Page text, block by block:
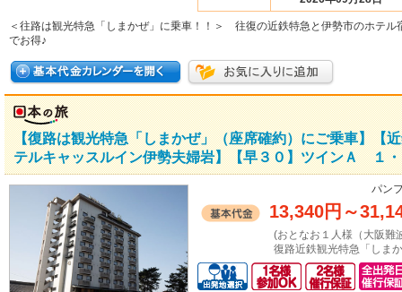
＜往路は観光特急「しまかぜ」に乗車！！＞ 往復の近鉄特急と伊勢市のホテル
でお得♪
【復路は観光特急「しまかぜ」（座席確約）にご乗車】【
テルキャッスルイン伊勢夫婦岩】【早３０】ツインＡ １
パン
13,340円 ～
(おとなお１人様（大阪難
復路近鉄観光特急「しま